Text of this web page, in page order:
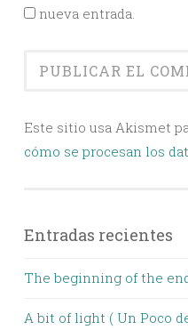
nueva entrada.
Este sitio usa Akismet
cómo se procesan los
Entradas recientes
The beginning of the
A bit of light ( Un Poco